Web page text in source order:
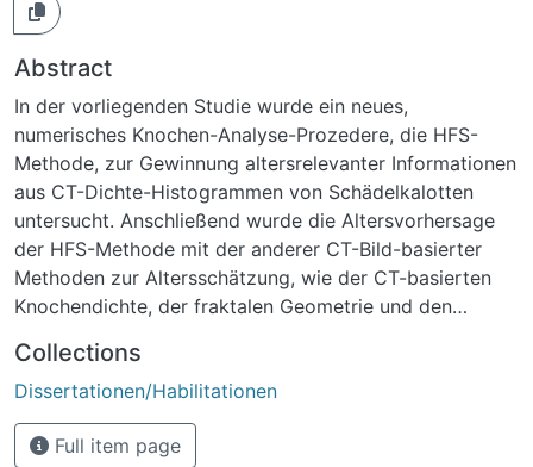
Abstract
In der vorliegenden Studie wurde ein neues,
numerisches Knochen-Analyse-Prozedere, die HFS-
Methode, zur Gewinnung altersrelevanter Informationen
aus CT-Dichte-Histogrammen von Schädelkalotten
untersucht. Anschließend wurde die Altersvorhersage
der HFS-Methode mit der anderer CT-Bild-basierter
Methoden zur Altersschätzung, wie der CT-basierten
Knochendichte, der fraktalen Geometrie und den
logistische Regression [MLR] verglichen. Ziel der HFS-
Methode ist eine Verbesserung der Altersdiagnostik in
der Rechtsmedizin.Es wurden HRCT-Daten der
Schädelkalotten von 221 männlichen und 120
Collections
Dissertationen/Habilitationen
Full item page